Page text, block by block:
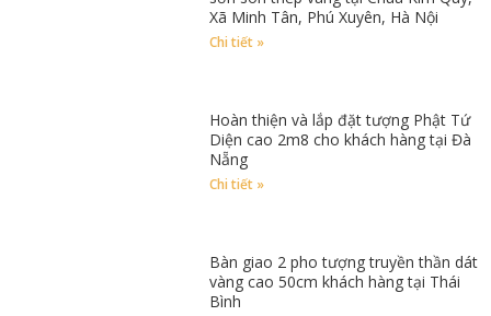
Xã Minh Tân, Phú Xuyên, Hà Nội
Chi tiết »
Hoàn thiện và lắp đặt tượng Phật Tứ
Diện cao 2m8 cho khách hàng tại Đà
Nẵng
Chi tiết »
Bàn giao 2 pho tượng truyền thần dát
vàng cao 50cm khách hàng tại Thái
Bình